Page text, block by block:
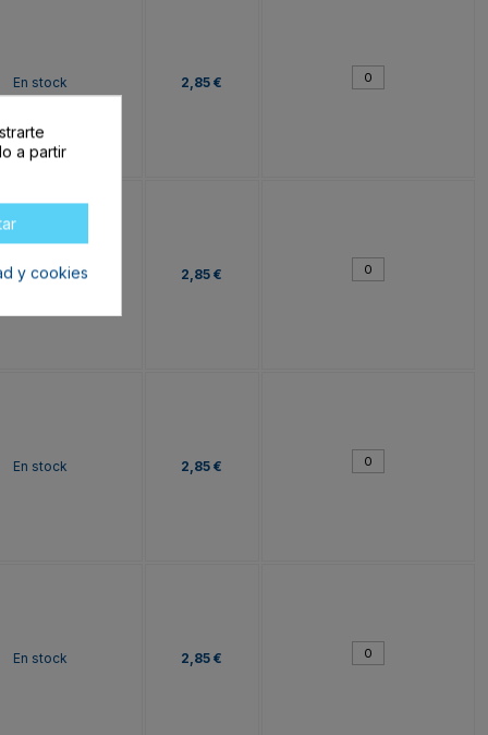
En stock 2,85 €
En stock 2,85 €
En stock 2,85 €
En stock 2,85 €
a partir
y cookies